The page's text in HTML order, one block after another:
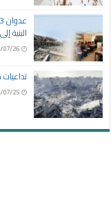
البنية
07/26
07/25